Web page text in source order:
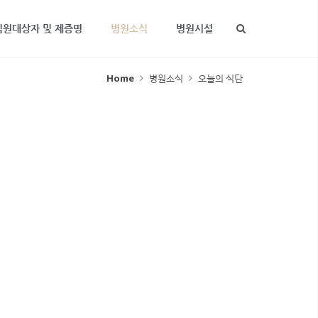
원대상자 및 제증명 병원소식 병원시설
Home 병원소식 오늘의 식단